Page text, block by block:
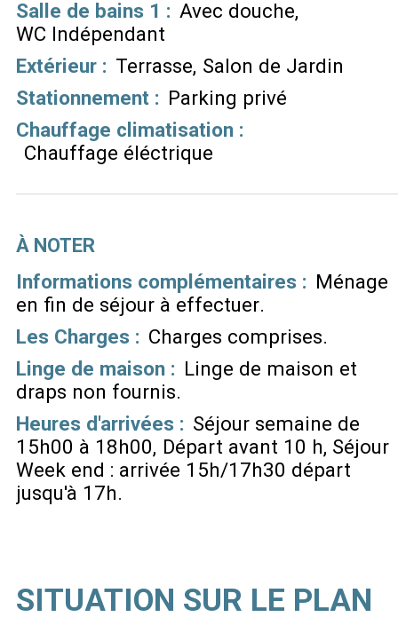
Salle de bains 1 : Avec douche
WC Indépendant
Extérieur : Terrasse Salon de Jardin
Stationnement : Parking privé
Chauffage climatisation :
Chauffage éléctrique
À NOTER
Informations complémentaires : Ménage
en fin de séjour à effectuer
Les Charges : Charges comprises
Linge de maison : Linge de maison et
draps non fournis
Heures d'arrivées : Séjour semaine de
15h00 à 18h00 Départ avant 10 h Séjour
Week end : arrivée 15h/17h30 départ
jusqu'à 17h
SITUATION SUR LE PLAN